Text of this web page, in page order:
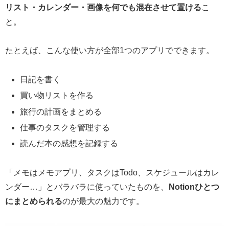
リスト・カレンダー・画像を何でも混在させて置けるこ
と。
たとえば、こんな使い方が全部1つのアプリでできます。
日記を書く
買い物リストを作る
旅行の計画をまとめる
仕事のタスクを管理する
読んだ本の感想を記録する
「メモはメモアプリ、タスクはTodo、スケジュールはカレ
ンダー…」とバラバラに使っていたものを、
Notionひとつ
にまとめられるのが最大の魅力です。